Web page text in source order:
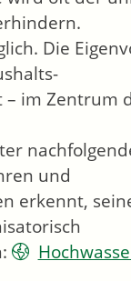
Die
– im Zentrum
und
erkennt,